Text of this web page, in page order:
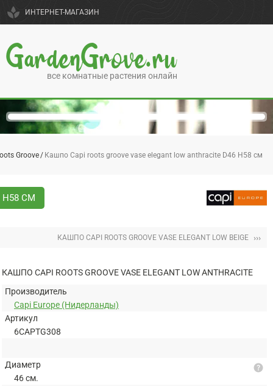
spa ИНТЕРНЕТ-МАГАЗИН
GardenGrove.ru
все комнатные растения онлайн
Groove Кашпо Capi roots groove vase elegant low anthracite D46 H58 см
H58 СМ
КАШПО CAPI ROOTS GROOVE VASE ELEGANT LOW BEIGE ›››
КАШПО CAPI ROOTS GROOVE VASE ELEGANT LOW ANTHRACITE
Производитель
Capi Europe (Нидерланды)
Артикул
6CAPTG308
Диаметр
46 см.
help